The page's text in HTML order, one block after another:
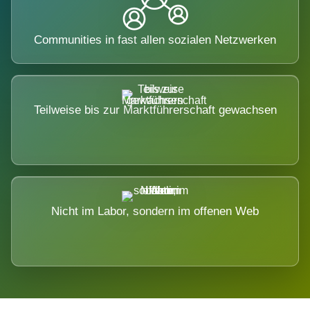
Communities in fast allen sozialen Netzwerken
Teilweise bis zur Marktführerschaft gewachsen
Nicht im Labor, sondern im offenen Web